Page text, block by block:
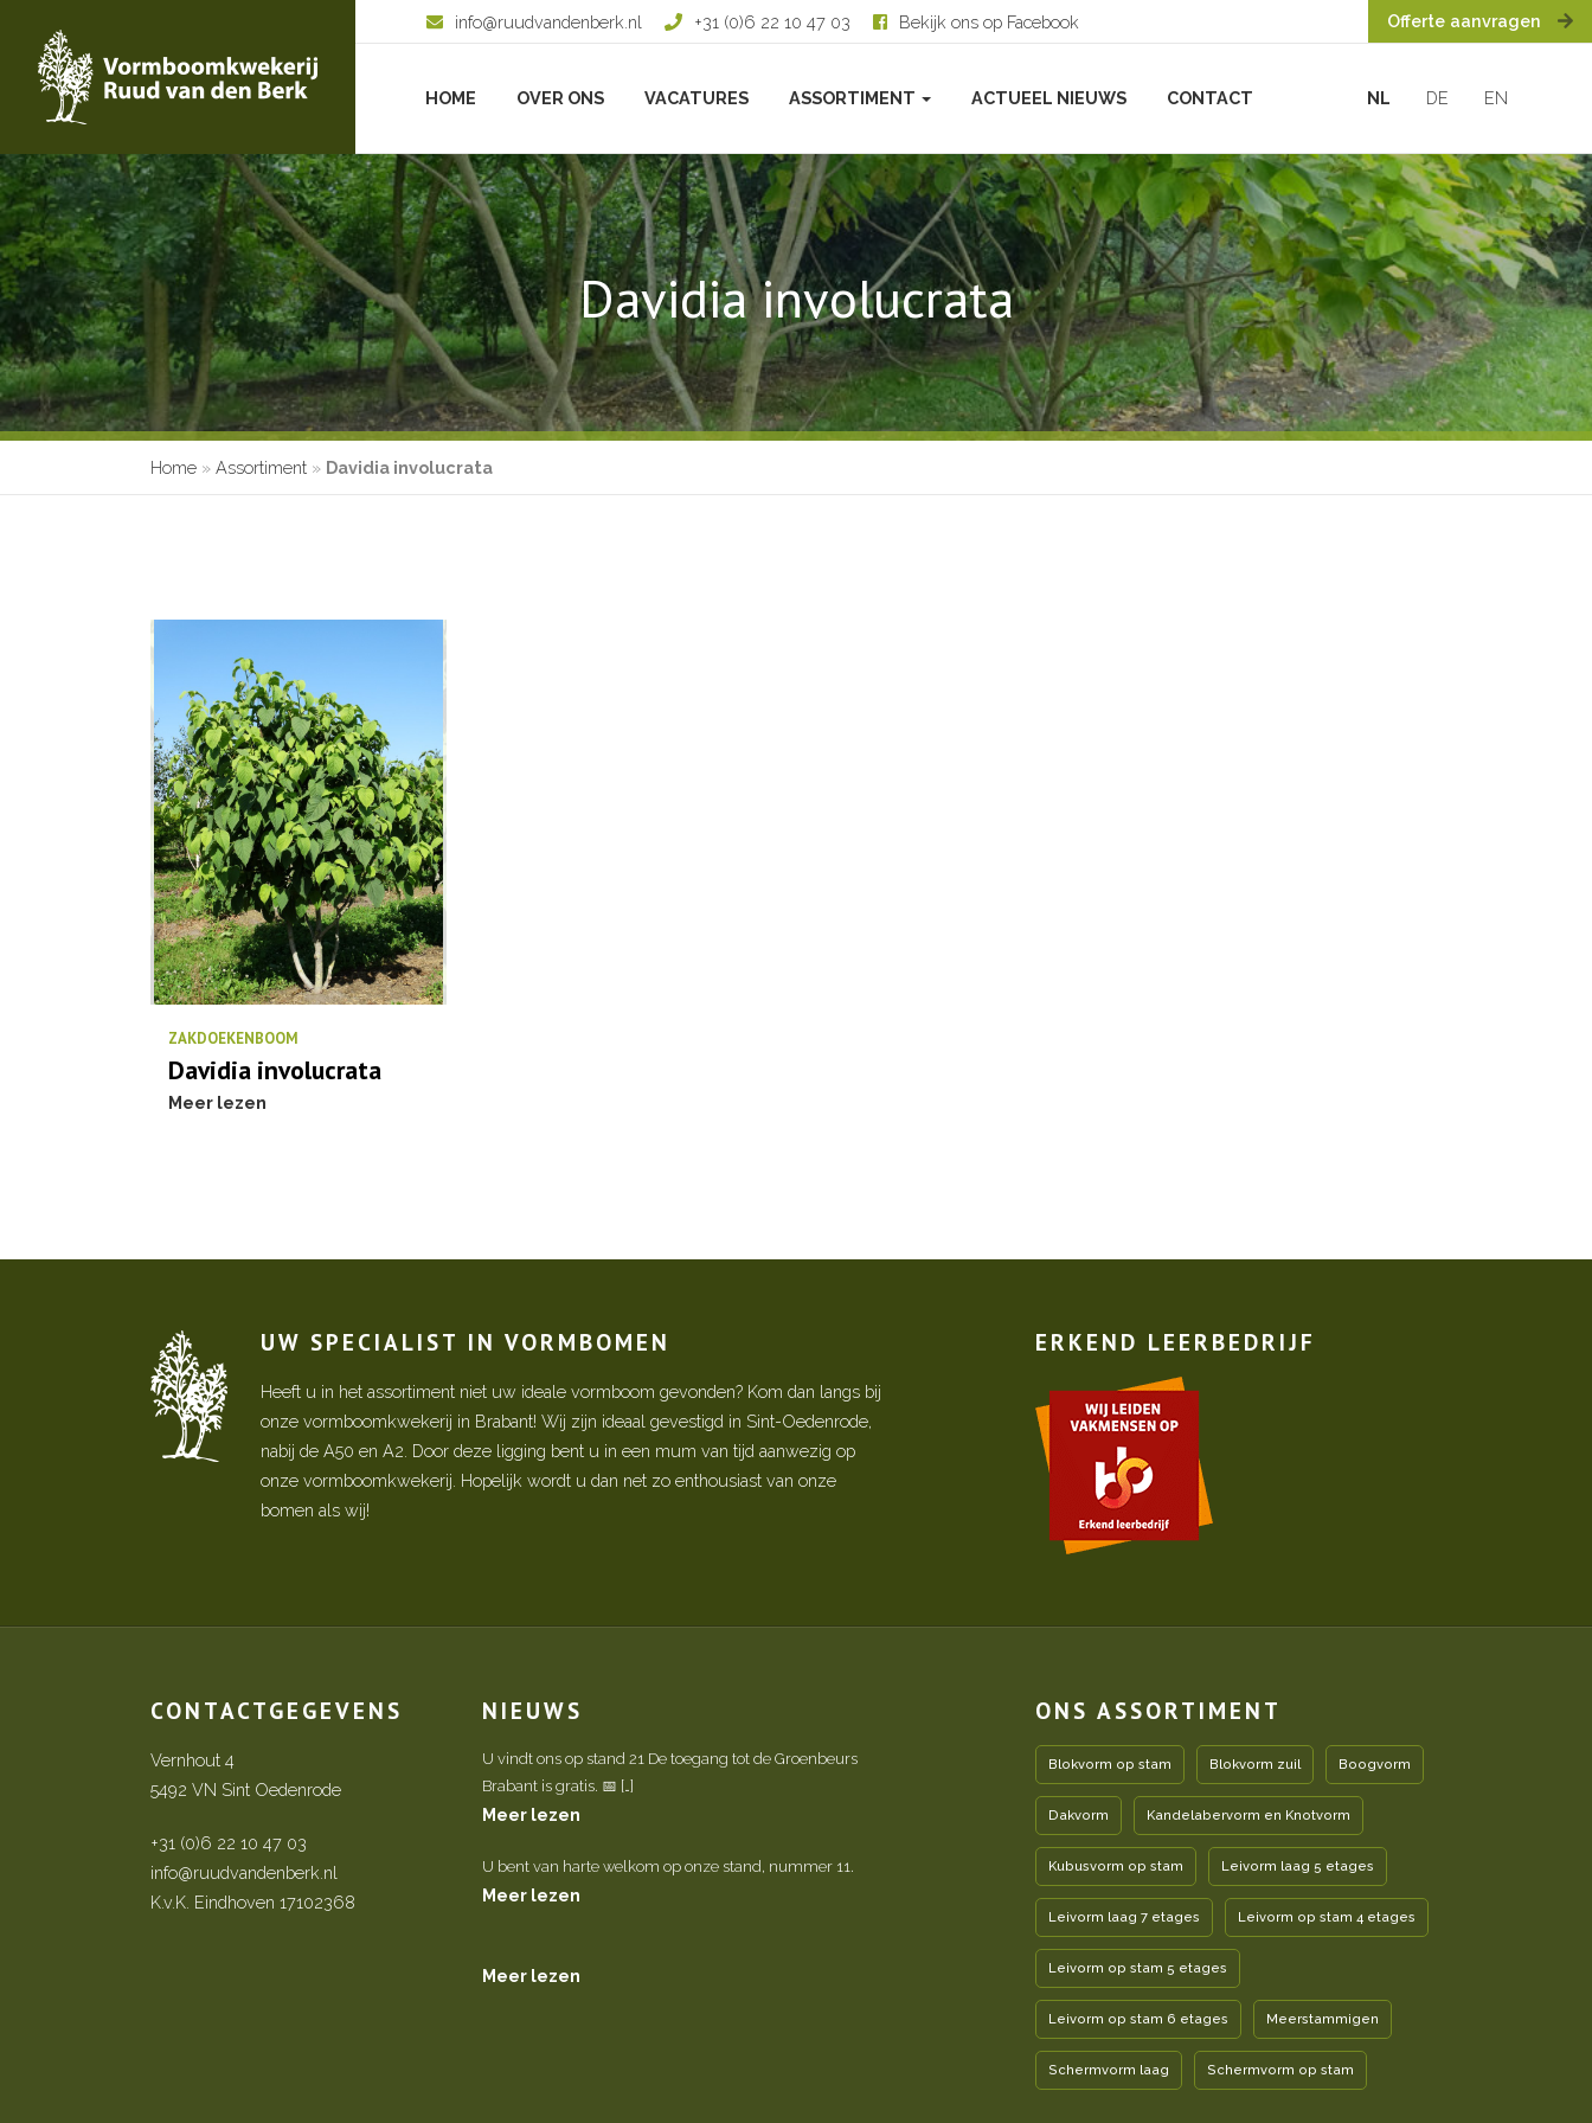
info@ruudvandenberk.nl +31 (0)6 22 10 47 03 Bekijk ons op Facebook Offerte aanvragen
HOME OVER ONS VACATURES ASSORTIMENT ACTUEEL NIEUWS CONTACT NL DE EN
Davidia involucrata
Home » Assortiment » Davidia involucrata
ZAKDOEKENBOOM
Davidia involucrata
Meer lezen
UW SPECIALIST IN VORMBOMEN
Heeft u in het assortiment niet uw ideale vormboom gevonden? Kom dan langs bij
onze vormboomkwekerij in Brabant! Wij zijn ideaal gevestigd in Sint-Oedenrode,
nabij de A50 en A2. Door deze ligging bent u in een mum van tijd aanwezig op
onze vormboomkwekerij. Hopelijk wordt u dan net zo enthousiast van onze
bomen als wij!
ERKEND LEERBEDRIJF
CONTACTGEGEVENS
Vernhout 4
5492 VN Sint Oedenrode
+31 (0)6 22 10 47 03
info@ruudvandenberk.nl
K.v.K. Eindhoven 17102368
NIEUWS
U vindt ons op stand 21 De toegang tot de Groenbeurs
Brabant is gratis. 📅 […]
Meer lezen
U bent van harte welkom op onze stand, nummer 11.
Meer lezen
Meer lezen
ONS ASSORTIMENT
Blokvorm op stam Blokvorm zuil Boogvorm
Dakvorm Kandelabervorm en Knotvorm
Kubusvorm op stam Leivorm laag 5 etages
Leivorm laag 7 etages Leivorm op stam 4 etages
Leivorm op stam 5 etages
Leivorm op stam 6 etages Meerstammigen
Schermvorm laag Schermvorm op stam